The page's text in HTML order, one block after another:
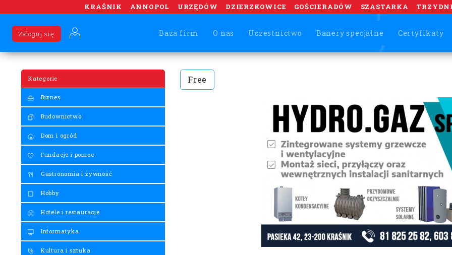
KRAŚNIK ANNOPOL URZĘDÓW DZIERZKOWICE GOŚCIERADÓW SZASTARKA
Baza firm O nas Uczestnictwo Banery specjalne Certyfikaty
Zaloguj się
Kategorie
Biznes
Budownictwo
Dom i ogród
Fundacje i pomoc
Gastronomia i żywność
Hobby
Hotele i restauracje
Informatyka
Kultura i sztuka
Free